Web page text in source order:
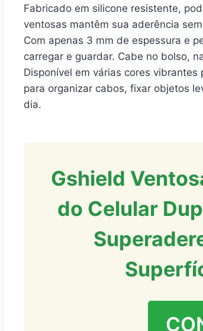
Fabricado em silicone resistente,
ventosas mantêm sua aderência
Com apenas 3 mm de espessura e
carregar e guardar. Cabe no bolso,
Disponível em várias cores
para organizar cabos, fixar objetos
dia.
Gshield
do Celular